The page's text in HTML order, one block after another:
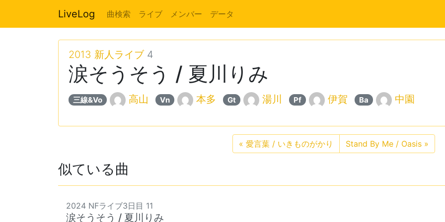
LiveLog 曲検索 ライブ メンバー データ
2013 新人ライブ4
涙そうそう / 夏川りみ
三線&Vo 高山 Vn 本多 Gt 湯川 Pf 伊賀 Ba 中園
« 愛言葉 / いきものがかり Stand By Me / Oasis »
似ている曲
2024 NFライブ3日目 11
涙そうそう / 夏川りみ